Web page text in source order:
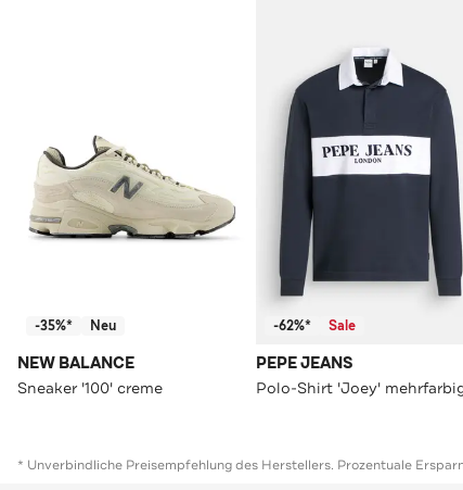
-35%* Neu
NEW BALANCE
Sneaker '100' creme
-62%* Sale
PEPE JEANS
Polo-Shirt 'Joey'
* Unverbindliche Preisempfehlung des Herstellers. Prozentuale